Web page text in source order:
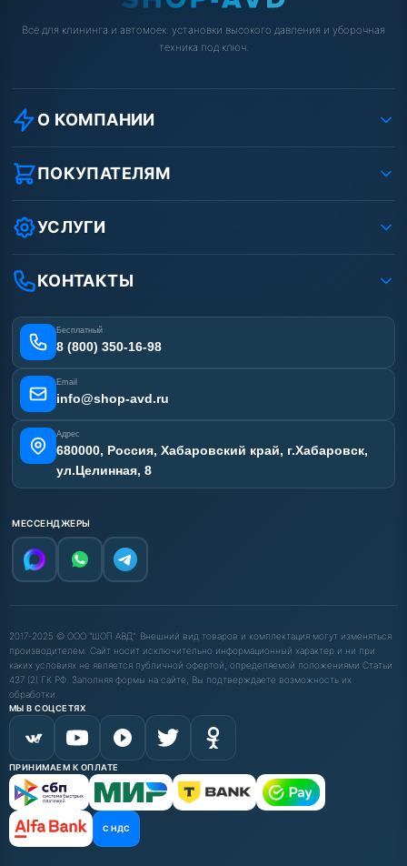
Всё для клининга и автомоек: установки высокого давления и уборочная
техника под ключ.
О КОМПАНИИ
О компании
Реквизиты ООО «Шоп АВД»
Защита данных клиента
Условия соглашения
Вакансии
Статьи
ПОКУПАТЕЛЯМ
Как заказать?
Оплата
Доставка
Лизинг
Получить скидку
УСЛУГИ
Ремонт АВД
Сертификаты
Наши работы
Отзывы наших клиентов
Карта сайта
КОНТАКТЫ
Бесплатный
8 (800) 350-16-98
Email
info@shop-avd.ru
Адрес
680000, Россия, Хабаровский край, г.Хабаровск,
ул.Целинная, 8
МЕССЕНДЖЕРЫ
2017-2025 © ООО "ШОП АВД". Внешний вид товаров и комплектация могут изменяться
производителем. Сайт носит исключительно информационный характер и ни при
каких условиях не является публичной офертой, определяемой положениями Статьи
437 (2) ГК РФ. Заполняя формы на сайте, Вы подтверждаете возможность их
обработки.
МЫ В СОЦСЕТЯХ
ПРИНИМАЕМ К ОПЛАТЕ
С НДС